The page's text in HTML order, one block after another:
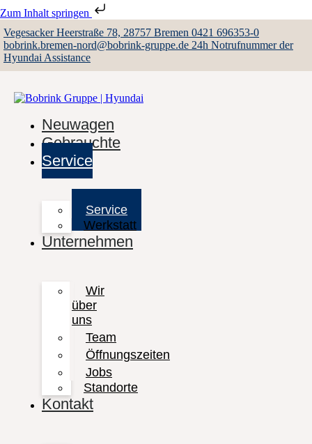
Zum Inhalt springen
Vegesacker Heerstraße 78, 28757 Bremen 0421 696353-0
bobrink.bremen-nord@bobrink-gruppe.de 24h Notrufnummer der
Hyundai Assistance
Neuwagen
Gebrauchte
Service
Service
Werkstatt
Unternehmen
Wir
über
uns
Team
Öffnungszeiten
Jobs
Standorte
Kontakt